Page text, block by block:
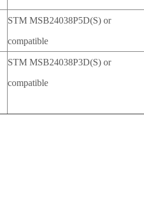
STM MSB24038P5D(S) or
compatible
STM MSB24038P3D(S) or
compatible